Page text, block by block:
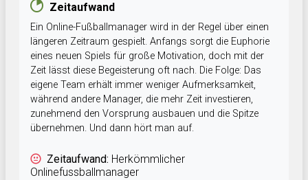
Zeitaufwand
Ein Online-Fußballmanager wird in der Regel über einen
längeren Zeitraum gespielt. Anfangs sorgt die Euphorie
eines neuen Spiels für große Motivation, doch mit der
Zeit lässt diese Begeisterung oft nach. Die Folge: Das
eigene Team erhält immer weniger Aufmerksamkeit,
während andere Manager, die mehr Zeit investieren,
zunehmend den Vorsprung ausbauen und die Spitze
übernehmen. Und dann hört man auf.
Zeitaufwand: Herkömmlicher
Onlinefussballmanager